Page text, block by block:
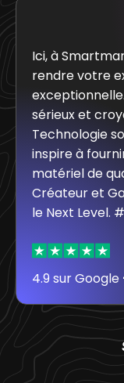
Ici, à
rendre votre
sérieux et
Technologie
inspire à
matériel de
Créateur et
le Next Level.
4.9 sur Google